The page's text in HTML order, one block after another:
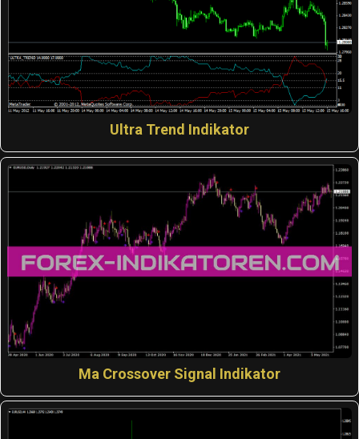
Ultra Trend Indikator
Ma Crossover Signal Indikator